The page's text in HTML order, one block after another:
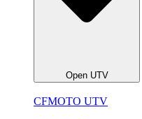
Open UTV
CFMOTO UTV